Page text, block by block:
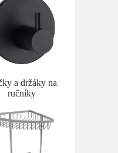
a držáky na
ručníky